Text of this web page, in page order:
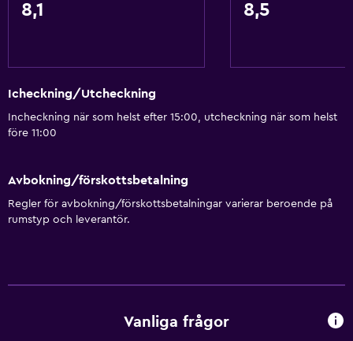
8,1 8,5
Icheckning/Utcheckning
Incheckning när som helst efter 15:00, utcheckning när som helst
före 11:00
Avbokning/förskottsbetalning
Regler för avbokning/förskottsbetalningar varierar beroende på
rumstyp och leverantör.
Vanliga frågor